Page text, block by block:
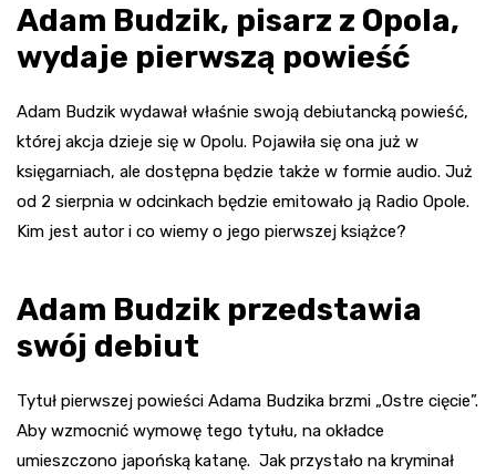
Adam Budzik, pisarz z Opola,
wydaje pierwszą powieść
Adam Budzik wydawał właśnie swoją debiutancką powieść,
której akcja dzieje się w Opolu. Pojawiła się ona już w
księgarniach, ale dostępna będzie także w formie audio. Już
od 2 sierpnia w odcinkach będzie emitowało ją Radio Opole.
Kim jest autor i co wiemy o jego pierwszej książce?
Adam Budzik przedstawia
swój debiut
Tytuł pierwszej powieści Adama Budzika brzmi „Ostre cięcie”.
Aby wzmocnić wymowę tego tytułu, na okładce
umieszczono japońską katanę. Jak przystało na kryminał